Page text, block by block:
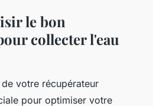
le bon
collecter l'eau
votre récupérateur
pour optimiser votre